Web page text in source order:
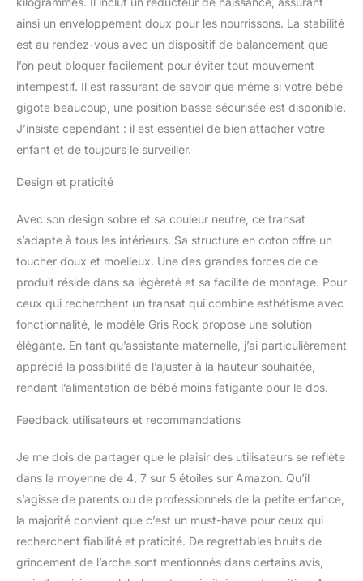
stable grâce à ses zones
avec anti dérapant
TRANSPORT : Poignées
de transport : pour
faciliter le déplacement
du transat ULTRA
CONFORTABLE :
microbilles, rembourrage
amovible, possibilité
naissance (grâce au
réducteur de naissance)
à 6 mois (maximum 9 kg)
ACCESSOIRE : Arche de
NORME : Conforme à la
norme Européenne
EN12790 sur les transats
pour bébés
ainsi un enveloppement doux pour les nourrissons. La stabilité
est au rendez-vous avec un dispositif de balancement que
l’on peut bloquer facilement pour éviter tout mouvement
intempestif. Il est rassurant de savoir que même si votre bébé
gigote beaucoup, une position basse sécurisée est disponible.
J’insiste cependant : il est essentiel de bien attacher votre
enfant et de toujours le surveiller.
Design et praticité
Avec son design sobre et sa couleur neutre, ce transat
s’adapte à tous les intérieurs. Sa structure en coton offre un
toucher doux et moelleux. Une des grandes forces de ce
produit réside dans sa légèreté et sa facilité de montage. Pour
ceux qui recherchent un transat qui combine esthétisme avec
fonctionnalité, le modèle Gris Rock propose une solution
élégante. En tant qu’assistante maternelle, j’ai particulièrement
apprécié la possibilité de l’ajuster à la hauteur souhaitée,
rendant l’alimentation de bébé moins fatigante pour le dos.
Feedback utilisateurs et recommandations
Je me dois de partager que le plaisir des utilisateurs se reflète
dans la moyenne de 4, 7 sur 5 étoiles sur Amazon. Qu’il
s’agisse de parents ou de professionnels de la petite enfance,
la majorité convient que c’est un must-have pour ceux qui
recherchent fiabilité et praticité. De regrettables bruits de
grincement de l’arche sont mentionnés dans certains avis,